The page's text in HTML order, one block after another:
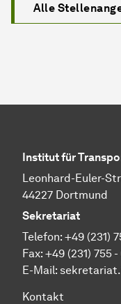
Alle
Institut für
Leonhard-Euler-
44227 Dortmund
Sekretariat
Telefon: +49 (231)
Fax: +49 (231) 755
E-Mail:
Kontakt